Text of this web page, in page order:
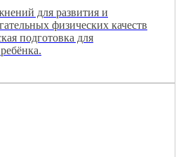
для развития и
физических качеств
подготовка для